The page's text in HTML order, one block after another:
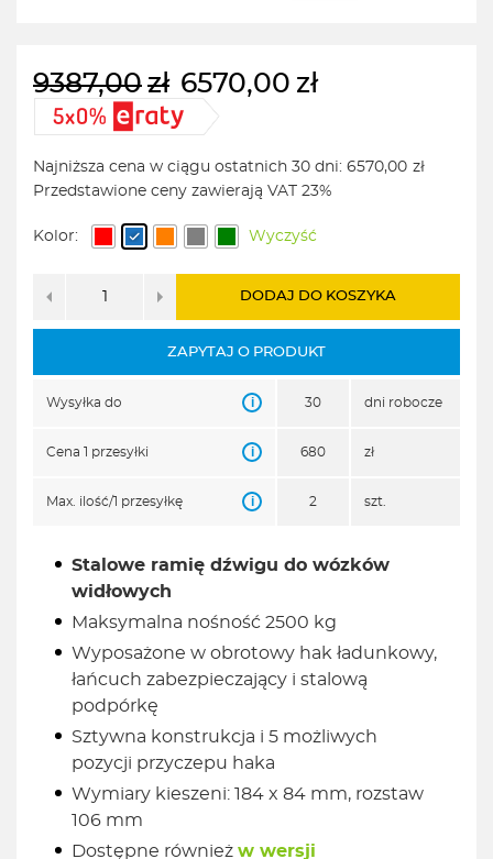
9387,00 zł
Pierwotna
cena
wynosiła:
9387,00zł.
6570,00 zł
Aktualna
cena
wynosi:
6570,00zł.
Najniższa cena w ciągu ostatnich 30 dni: 6570,00 zł
Przedstawione ceny zawierają VAT 23%
Kolor: Wyczyść
DODAJ DO KOSZYKA
ZAPYTAJ O PRODUKT
Wysyłka do i 30 dni robocze
Cena 1 przesyłki i 680 zł
Max. ilość/1 przesyłkę i 2 szt.
Stalowe ramię dźwigu do wózków
widłowych
Maksymalna nośność 2500 kg
Wyposażone w obrotowy hak ładunkowy,
łańcuch zabezpieczający i stalową
podpórkę
Sztywna konstrukcja i 5 możliwych
pozycji przyczepu haka
Wymiary kieszeni: 184 x 84 mm, rozstaw
106 mm
Dostępne również w wersji